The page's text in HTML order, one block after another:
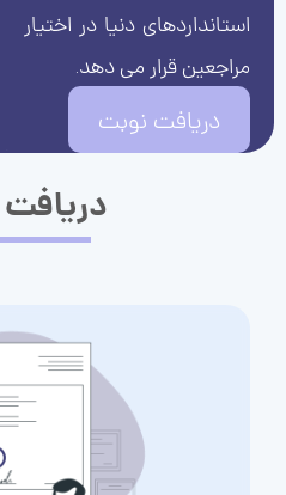
استانداردهای دنیا در اختیار
مراجعین قرار می دهد.
دریافت نوبت
دریافت